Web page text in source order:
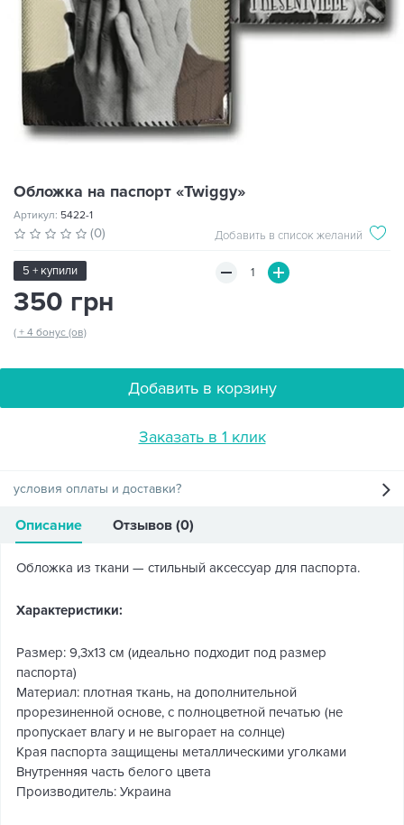
Обложка на паспорт «Twiggy»
Артикул: 5422-1
(0) Добавить в список желаний
5 + купили
350 грн
( + 4 бонус (ов)
Добавить в корзину
Заказать в 1 клик
условия оплаты и доставки?
Описание Отзывов (0)
Обложка из ткани — стильный аксессуар для паспорта.
Характеристики:
Размер: 9,3х13 см (идеально подходит под размер
паспорта)
Материал: плотная ткань, на дополнительной
прорезиненной основе, с полноцветной печатью (не
пропускает влагу и не выгорает на солнце)
Края паспорта защищены металлическими уголками
Внутренняя часть белого цвета
Производитель: Украина